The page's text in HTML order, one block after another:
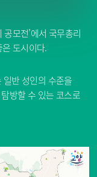
모전’에서 국무총리
도시이다.
반 성인의 수준을
방할 수 있는 코스로